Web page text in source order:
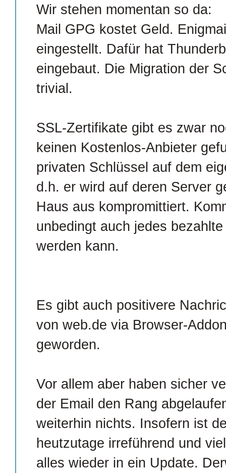
Wir stehen momentan so da:
Mail GPG kostet Geld.
eingestellt. Dafür hat
eingebaut. Die Migration der
trivial.
SSL-Zertifikate gibt es zwar
keinen Kostenlos-Anbieter
privaten Schlüssel auf dem
d.h. er wird auf deren Server
Haus aus kompromittiert.
unbedingt auch jedes
werden kann.
Es gibt auch positivere
von web.de via Browser-
geworden.
Vor allem aber haben sicher
der Email den Rang
weiterhin nichts. Insofern ist
heutzutage irreführend und
alles wieder in ein Update.